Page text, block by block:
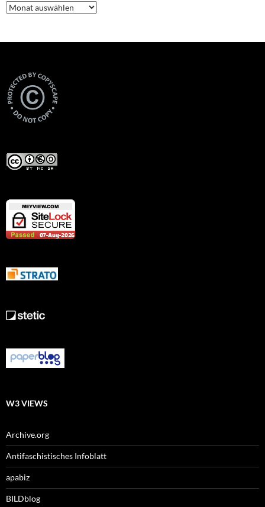
Archive
Views
W3 VIEWS
Archive.org
Antifaschistisches Infoblatt
apabiz
BILDblog